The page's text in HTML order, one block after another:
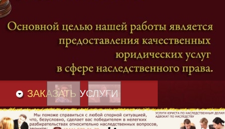
Адвокат наследственные дела
и Вакансии
ЗАКАЗАТЬ УСЛУГИ